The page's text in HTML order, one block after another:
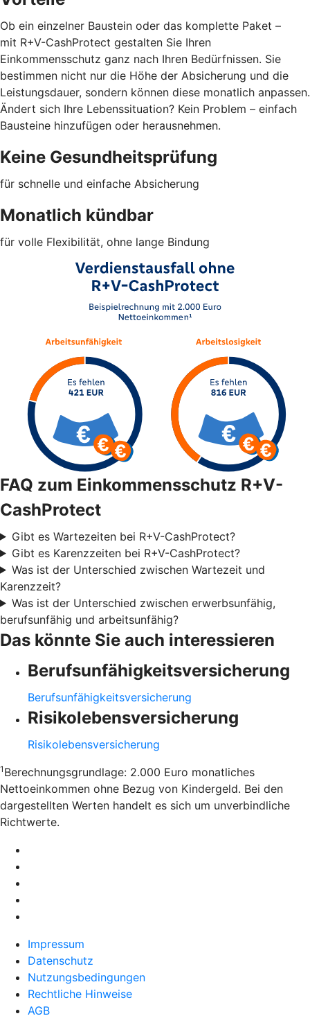
Ob ein einzelner Baustein oder das komplette Paket –
mit R+V-CashProtect gestalten Sie Ihren
Einkommensschutz ganz nach Ihren Bedürfnissen. Sie
bestimmen nicht nur die Höhe der Absicherung und die
Leistungsdauer, sondern können diese monatlich anpassen.
Ändert sich Ihre Lebenssituation? Kein Problem – einfach
Bausteine hinzufügen oder herausnehmen.
Keine Gesundheitsprüfung
für schnelle und einfache Absicherung
Monatlich kündbar
für volle Flexibilität, ohne lange Bindung
FAQ zum Einkommensschutz R+V-
CashProtect
Gibt es Wartezeiten bei R+V-CashProtect?
Gibt es Karenzzeiten bei R+V-CashProtect?
Was ist der Unterschied zwischen Wartezeit und
Karenzzeit?
Was ist der Unterschied zwischen erwerbsunfähig,
berufsunfähig und arbeitsunfähig?
Das könnte Sie auch interessieren
Berufsunfähigkeitsversicherung
Berufsunfähigkeitsversicherung
Risikolebensversicherung
Risikolebensversicherung
1 Berechnungsgrundlage: 2.000 Euro monatliches
Nettoeinkommen ohne Bezug von Kindergeld. Bei den
dargestellten Werten handelt es sich um unverbindliche
Richtwerte.
Impressum
Datenschutz
Nutzungsbedingungen
Rechtliche Hinweise
AGB